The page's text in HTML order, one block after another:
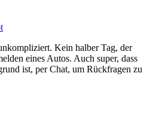
Kein halber Tag, der
eines Autos. Auch super, dass
ist, per Chat, um Rückfragen zu